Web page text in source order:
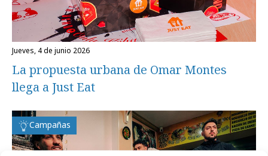
jueves, 4 de junio 2026
La propuesta urbana de Omar Montes
llega a Just Eat
Campañas